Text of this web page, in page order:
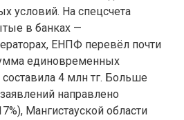
условий. На спецсчета
в банках —
ЕНПФ перевёл почти
единовременных
4 млн тг. Больше
направлено
Мангистауской области